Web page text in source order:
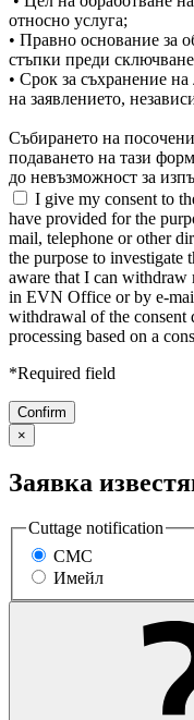
относно услуга;
• Правно основание за
стъпки преди
• Срок за съхранение
на заявлението,
Събирането на
подаването на тази
до невъзможност за
I give my consent to
have provided for the
mail, telephone or other
the purpose to investigate
aware that I can withdraw
in EVN Office or by e-
withdrawal of the consent
processing based on a
*Required field
×
Заявка
Cuttage notification
СМС
Имейл